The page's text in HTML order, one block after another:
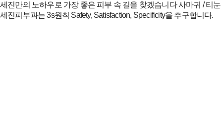
세진만의 노하우로 가장 좋은 피부 속 길을 찾겠습니다사마귀 / 티눈
세진피부과는 3s원칙 Safety, Satisfaction, Specificity을 추구합니다.